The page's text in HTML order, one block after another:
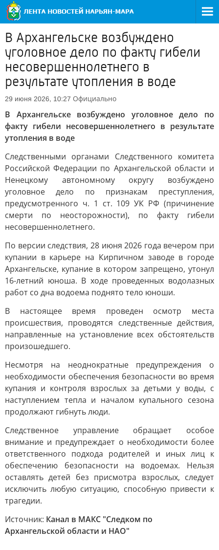
В Архангельске возбуждено
уголовное дело по факту гибели
несовершеннолетнего в
результате утопления в воде
29 июня 2026, 10:27 Официально
В Архангельске возбуждено уголовное дело по
факту гибели несовершеннолетнего в результате
утопления в воде
Следственными органами Следственного комитета
Российской Федерации по Архангельской области и
Ненецкому автономному округу возбуждено
уголовное дело по признакам преступления,
предусмотренного ч. 1 ст. 109 УК РФ (причинение
смерти по неосторожности), по факту гибели
несовершеннолетнего.
По версии следствия, 28 июня 2026 года вечером при
купании в карьере на Кирпичном заводе в городе
Архангельске, купание в котором запрещено, утонул
16-летний юноша. В ходе проведенных водолазных
работ со дна водоема поднято тело юноши.
В настоящее время проведен осмотр места
происшествия, проводятся следственные действия,
направленные на установление всех обстоятельств
произошедшего.
Несмотря на неоднократные предупреждения о
необходимости обеспечения безопасности во время
купания и контроля взрослых за детьми у воды, с
наступлением тепла и началом купального сезона
продолжают гибнуть люди.
Следственное управление обращает особое
внимание и предупреждает о необходимости более
ответственного подхода родителей и иных лиц к
обеспечению безопасности на водоемах. Нельзя
оставлять детей без присмотра взрослых, следует
исключить любую ситуацию, способную привести к
трагедии.
Источник: Канал в МАКС "Следком по
Архангельской области и НАО"